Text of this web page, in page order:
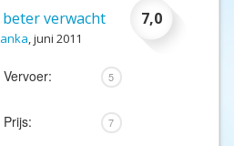
7,0
beter verwacht
, juni 2011
Vervoer: 5
Prijs: 7